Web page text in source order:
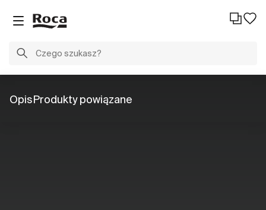
OpisProdukty powiązane